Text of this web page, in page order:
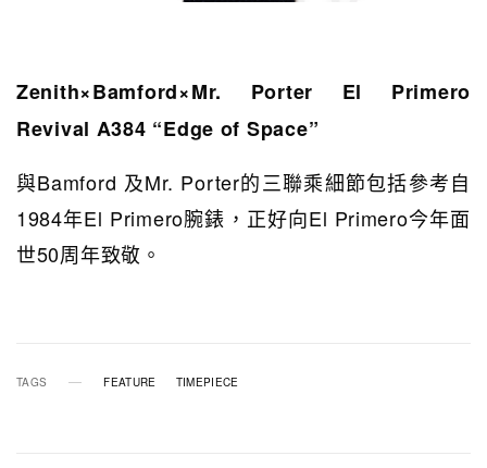
Zenith×Bamford×Mr. Porter El Primero
Revival A384 “Edge of Space”
與Bamford 及Mr. Porter的三聯乘細節包括參考自
1984年El Primero腕錶，正好向El Primero今年面
世50周年致敬。
TAGS FEATURE TIMEPIECE